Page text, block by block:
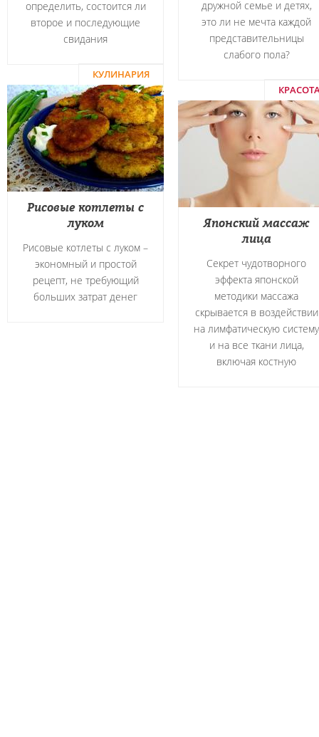
определить, состоится ли
второе и последующие
свидания
дружной семье и детях,
это ли не мечта каждой
представительницы
слабого пола?
КУЛИНАРИЯ
Рисовые котлеты с
луком
Рисовые котлеты с луком –
экономный и простой
рецепт, не требующий
больших затрат денег
Японский массаж
лица
Секрет чудотворного
эффекта японской
методики массажа
скрывается в воздействии
на лимфатическую систему
и на все ткани лица,
включая костную